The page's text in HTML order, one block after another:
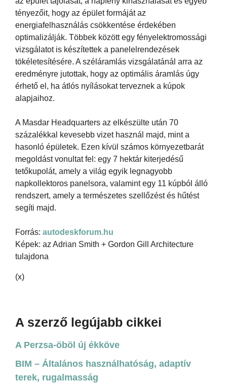
tényezőit, hogy az épület formáját az
energiafelhasználás csökkentése érdekében
optimalizálják. Többek között egy fényelektromossági
vizsgálatot is készítettek a panelelrendezések
tökéletesítésére. A széláramlás vizsgálatánál arra az
eredményre jutottak, hogy az optimális áramlás úgy
érhető el, ha átlós nyílásokat terveznek a kúpok
alapjaihoz.
A Masdar Headquarters az elkészülte után 70
százalékkal kevesebb vizet használ majd, mint a
hasonló épületek. Ezen kívül számos környezetbarát
megoldást vonultat fel: egy 7 hektár kiterjedésű
tetőkupolát, amely a világ egyik legnagyobb
napkollektoros panelsora, valamint egy 11 kúpból álló
rendszert, amely a természetes szellőzést és hűtést
segíti majd.
Forrás: autodeskforum.hu
Képek: az Adrian Smith + Gordon Gill Architecture
tulajdona
(x)
A szerző legújabb cikkei
A Perzsa-öböl új ékköve
BIM – Általános használhatóság, adaptív
terek, rugalmasság